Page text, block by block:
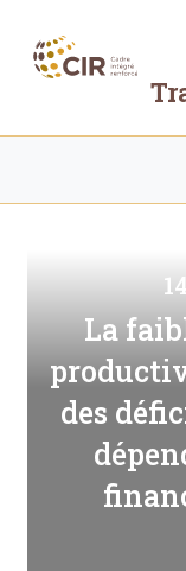
contenu
principal
La
des